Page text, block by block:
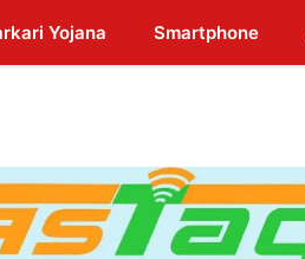
Yojana Smartphone